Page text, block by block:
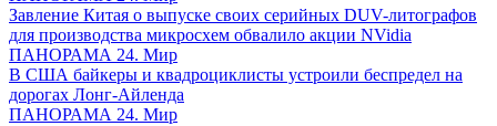
Завление Китая о выпуске своих серийных DUV-литографов
для производства микросхем обвалило акции NVidia
ПАНОРАМА 24. Мир
В США байкеры и квадроциклисты устроили беспредел на
дорогах Лонг-Айленда
ПАНОРАМА 24. Мир